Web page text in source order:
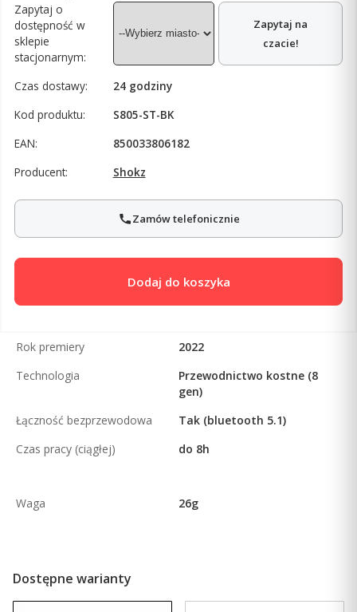
Zapytaj o
dostępność w
sklepie
stacjonarnym:
Zapytaj na
czacie!
Czas dostawy:
24 godziny
Kod produktu:
S805-ST-BK
EAN:
850033806182
Producent:
Shokz
Zamów telefonicznie
Dodaj do koszyka
Rok premiery
2022
Technologia
Przewodnictwo kostne (8
gen)
Łączność bezprzewodowa
Tak (bluetooth 5.1)
Czas pracy (ciągłej)
do 8h
Waga 26g
Dostępne warianty